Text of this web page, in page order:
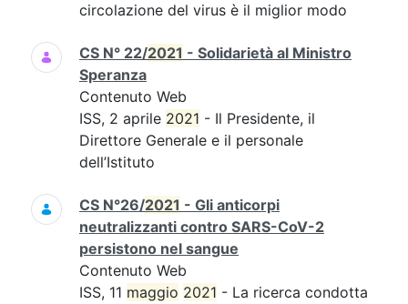
circolazione del virus è il miglior modo
CS N° 22/2021 - Solidarietà al Ministro
Speranza
Contenuto Web
ISS, 2 aprile 2021 - Il Presidente, il
Direttore Generale e il personale
dell’Istituto
CS N°26/2021 - Gli anticorpi
neutralizzanti contro SARS-CoV-2
persistono nel sangue
Contenuto Web
ISS, 11 maggio 2021 - La ricerca condotta